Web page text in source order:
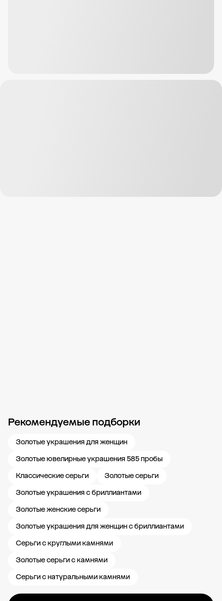
Рекомендуемые подборки
Золотые украшения для женщин
Золотые ювелирные украшения 585 пробы
Классические серьги
Золотые серьги
Золотые украшения с бриллиантами
Золотые женские серьги
Золотые украшения для женщин с бриллиантами
Серьги с круглыми камнями
Золотые серьги с камнями
Серьги с натуральными камнями
Новости компании Журнал ЗОЛОТОЙ Блог